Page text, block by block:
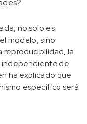
no solo es
modelo, sino
reproducibilidad, la
independiente de
ha explicado que
específico será